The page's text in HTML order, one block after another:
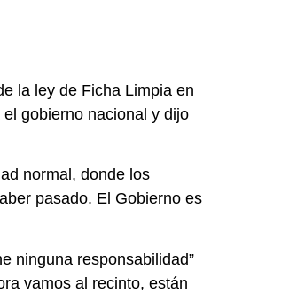
la ley de Ficha Limpia en
gobierno nacional y dijo
normal, donde los
pasado. El Gobierno es
ninguna responsabilidad”
vamos al recinto, están